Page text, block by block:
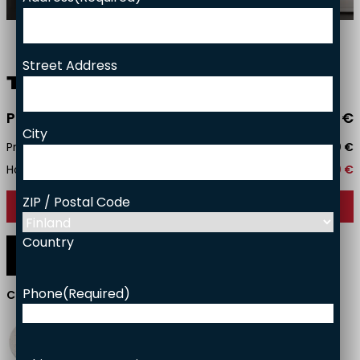
Facade bricks
Responsibility
Street Address
City
ZIP / Postal Code
Country
Phone(Required)
Tee­mu 550
Price starting from 3290,00 €
Price with installation 5440,00 €
Household tax credit
602,00 €
Current surface:White